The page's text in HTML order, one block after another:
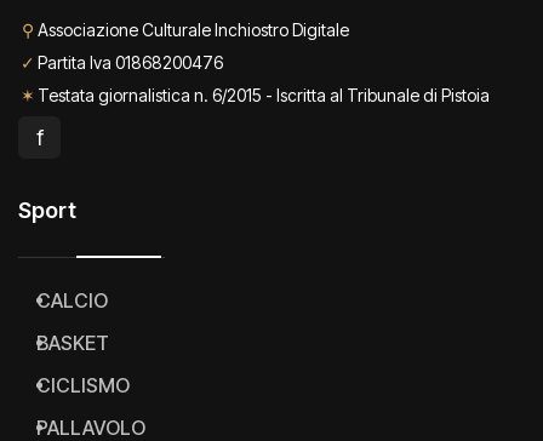
⚲ Associazione Culturale Inchiostro Digitale
✓ Partita Iva 01868200476
✶ Testata giornalistica n. 6/2015 - Iscritta al Tribunale di Pistoia
f
Sport
CALCIO
BASKET
CICLISMO
PALLAVOLO